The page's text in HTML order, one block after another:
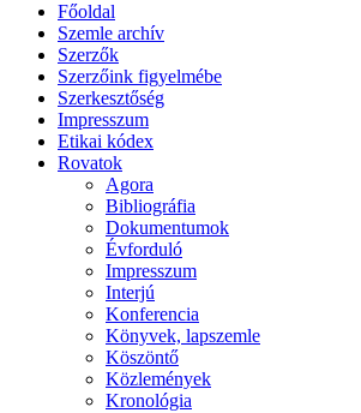
Főoldal
Szemle archív
Szerzők
Szerzőink figyelmébe
Szerkesztőség
Impresszum
Etikai kódex
Rovatok
Agora
Bibliográfia
Dokumentumok
Évforduló
Impresszum
Interjú
Konferencia
Könyvek, lapszemle
Köszöntő
Közlemények
Kronológia